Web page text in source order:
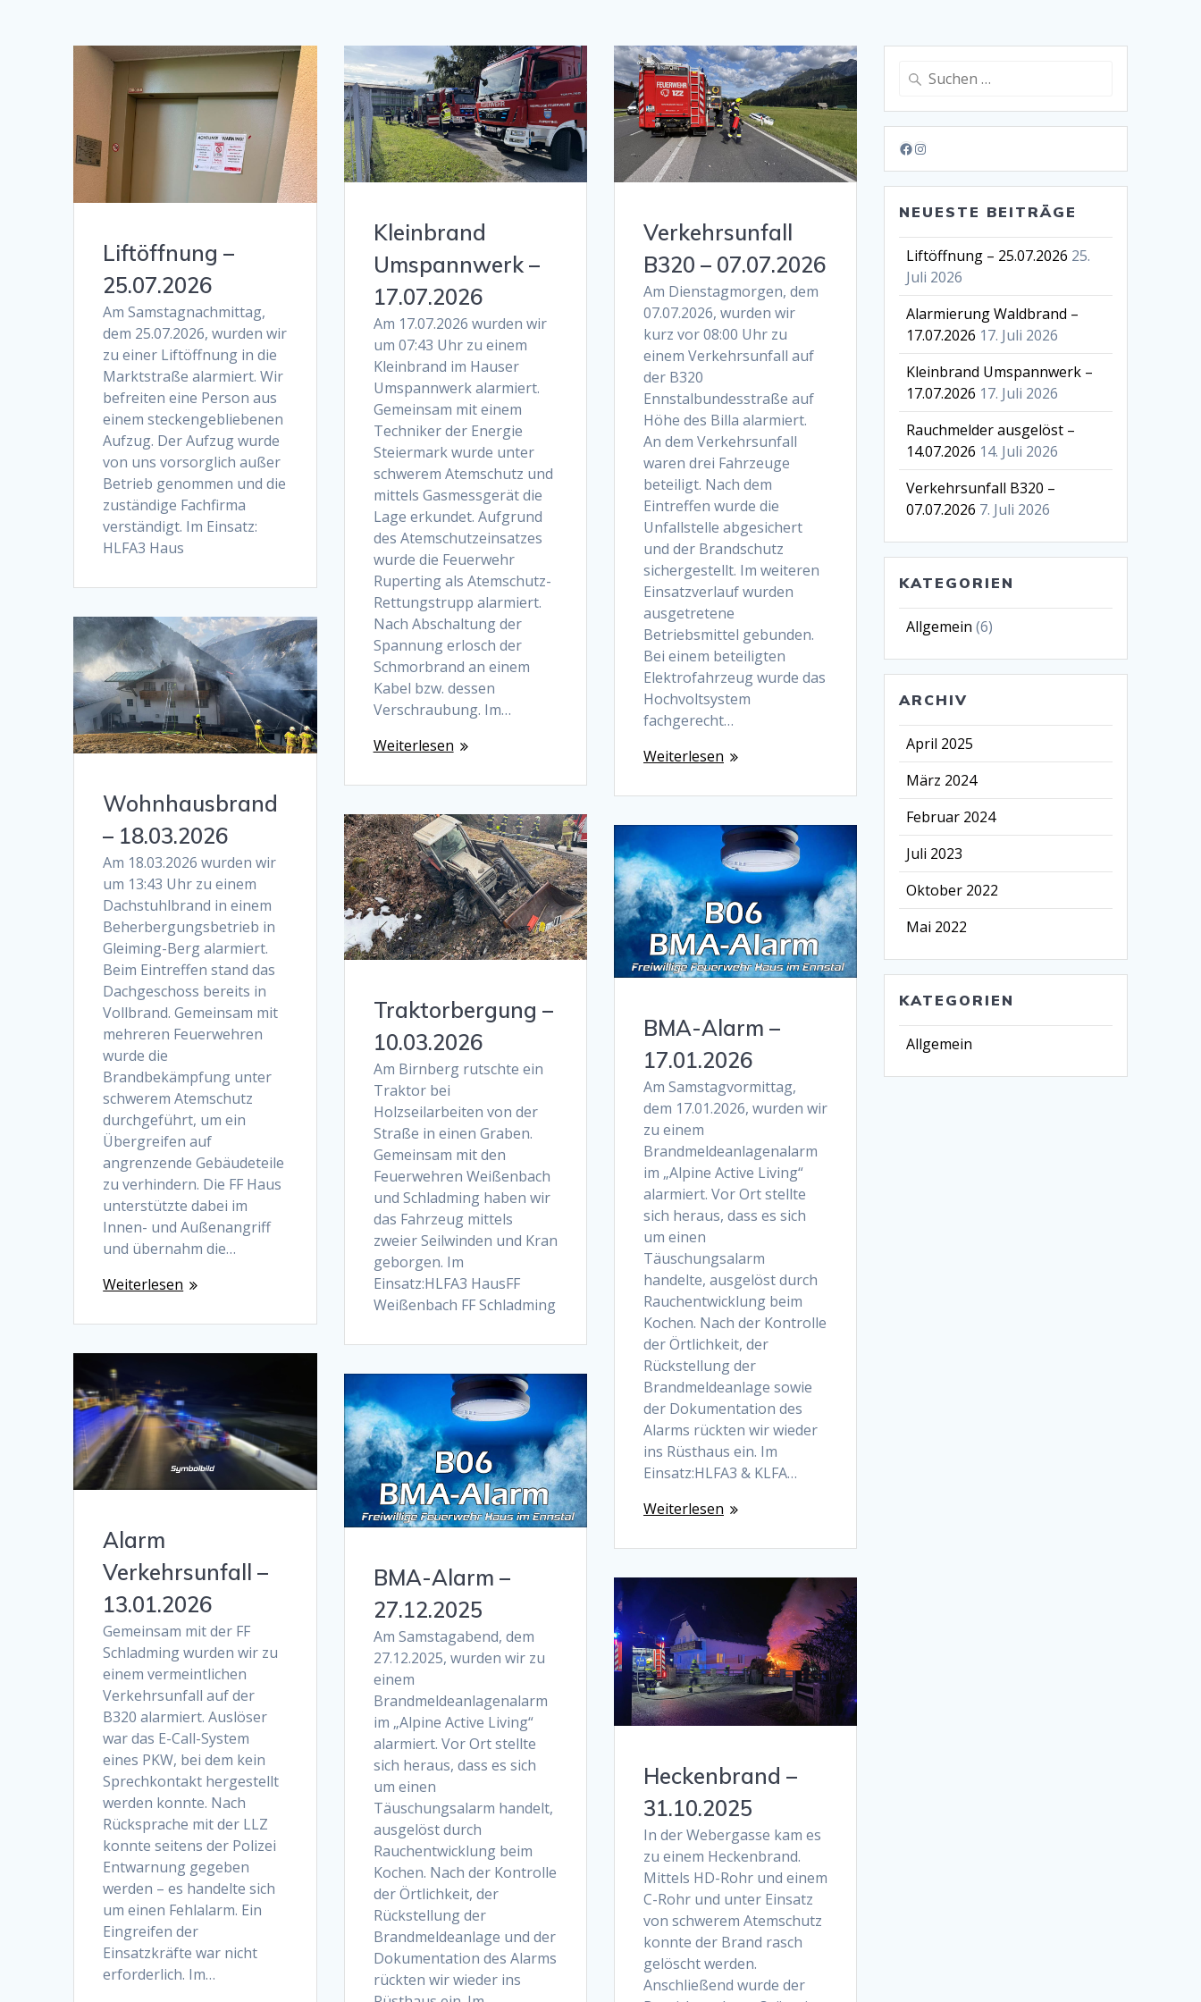
Liftöffnung –
25.07.2026
Am Samstagnachmittag,
dem 25.07.2026, wurden wir
zu einer Liftöffnung in die
Marktstraße alarmiert. Wir
befreiten eine Person aus
einem steckengebliebenen
Aufzug. Der Aufzug wurde
von uns vorsorglich außer
Betrieb genommen und die
zuständige Fachfirma
verständigt. Im Einsatz:
HLFA3 Haus
Kleinbrand
Umspannwerk –
17.07.2026
Am 17.07.2026 wurden wir
um 07:43 Uhr zu einem
Kleinbrand im Hauser
Umspannwerk alarmiert.
Gemeinsam mit einem
Techniker der Energie
Steiermark wurde unter
schwerem Atemschutz und
mittels Gasmessgerät die
Lage erkundet. Aufgrund
des Atemschutzeinsatzes
wurde die Feuerwehr
Ruperting als Atemschutz-
Rettungstrupp alarmiert.
Nach Abschaltung der
Spannung erlosch der
Schmorbrand an einem
Kabel bzw. dessen
Verschraubung. Im…
Weiterlesen
Verkehrsunfall
B320 – 07.07.2026
Am Dienstagmorgen, dem
07.07.2026, wurden wir
kurz vor 08:00 Uhr zu
einem Verkehrsunfall auf
der B320
Ennstalbundesstraße auf
Höhe des Billa alarmiert.
An dem Verkehrsunfall
waren drei Fahrzeuge
beteiligt. Nach dem
Eintreffen wurde die
Unfallstelle abgesichert
und der Brandschutz
sichergestellt. Im weiteren
Einsatzverlauf wurden
ausgetretene
Betriebsmittel gebunden.
Bei einem beteiligten
Elektrofahrzeug wurde das
Hochvoltsystem
fachgerecht…
Weiterlesen
Wohnhausbrand
– 18.03.2026
Am 18.03.2026 wurden wir
um 13:43 Uhr zu einem
Dachstuhlbrand in einem
Beherbergungsbetrieb in
Gleiming-Berg alarmiert.
Beim Eintreffen stand das
Dachgeschoss bereits in
Vollbrand. Gemeinsam mit
mehreren Feuerwehren
wurde die
Brandbekämpfung unter
schwerem Atemschutz
durchgeführt, um ein
Übergreifen auf
angrenzende Gebäudeteile
zu verhindern. Die FF Haus
unterstützte dabei im
Innen- und Außenangriff
und übernahm die…
Weiterlesen
Traktorbergung –
10.03.2026
Am Birnberg rutschte ein
Traktor bei
Holzseilarbeiten von der
Straße in einen Graben.
Gemeinsam mit den
Feuerwehren Weißenbach
und Schladming haben wir
das Fahrzeug mittels
zweier Seilwinden und Kran
geborgen. Im
Einsatz:HLFA3 HausFF
Weißenbach FF Schladming
BMA-Alarm –
17.01.2026
Am Samstagvormittag,
dem 17.01.2026, wurden wir
zu einem
Brandmeldeanlagenalarm
im „Alpine Active Living“
alarmiert. Vor Ort stellte
sich heraus, dass es sich
um einen
Täuschungsalarm
handelte, ausgelöst durch
Rauchentwicklung beim
Kochen. Nach der Kontrolle
der Örtlichkeit, der
Rückstellung der
Brandmeldeanlage sowie
der Dokumentation des
Alarms rückten wir wieder
ins Rüsthaus ein. Im
Einsatz:HLFA3 & KLFA…
Weiterlesen
Alarm
Verkehrsunfall –
13.01.2026
Gemeinsam mit der FF
Schladming wurden wir zu
einem vermeintlichen
Verkehrsunfall auf der
B320 alarmiert. Auslöser
war das E-Call-System
eines PKW, bei dem kein
Sprechkontakt hergestellt
werden konnte. Nach
Rücksprache mit der LLZ
konnte seitens der Polizei
Entwarnung gegeben
werden – es handelte sich
um einen Fehlalarm. Ein
Eingreifen der
Einsatzkräfte war nicht
erforderlich. Im…
BMA-Alarm –
27.12.2025
Am Samstagabend, dem
27.12.2025, wurden wir zu
einem
Brandmeldeanlagenalarm
im „Alpine Active Living“
alarmiert. Vor Ort stellte
sich heraus, dass es sich
um einen
Täuschungsalarm handelt,
ausgelöst durch
Rauchentwicklung beim
Kochen. Nach der Kontrolle
der Örtlichkeit, der
Rückstellung der
Brandmeldeanlage und der
Dokumentation des Alarms
rückten wir wieder ins
Heckenbrand –
31.10.2025
In der Webergasse kam es
zu einem Heckenbrand.
Mittels HD-Rohr und einem
C-Rohr und unter Einsatz
von schwerem Atemschutz
konnte der Brand rasch
gelöscht werden.
Anschließend wurde der
Suche
nach:
Facebook
Instagram
NEUESTE BEITRÄGE
Liftöffnung – 25.07.2026 25.
Juli 2026
Alarmierung Waldbrand –
17.07.2026 17. Juli 2026
Kleinbrand Umspannwerk –
17.07.2026 17. Juli 2026
Rauchmelder ausgelöst –
14.07.2026 14. Juli 2026
Verkehrsunfall B320 –
07.07.2026 7. Juli 2026
KATEGORIEN
Allgemein (6)
ARCHIV
April 2025
März 2024
Februar 2024
Juli 2023
Oktober 2022
Mai 2022
KATEGORIEN
Allgemein